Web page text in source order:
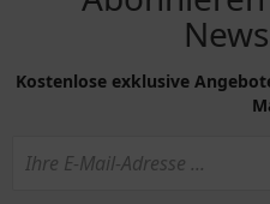
Kostenlose exklusive